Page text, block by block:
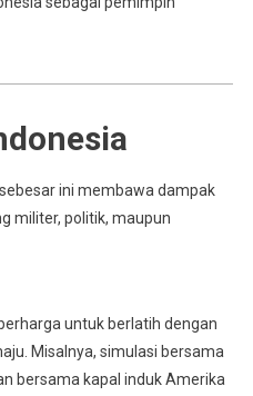
ini membawa dampak
militer, politik, maupun
untuk berlatih dengan
Misalnya, simulasi bersama
bersama kapal induk Amerika